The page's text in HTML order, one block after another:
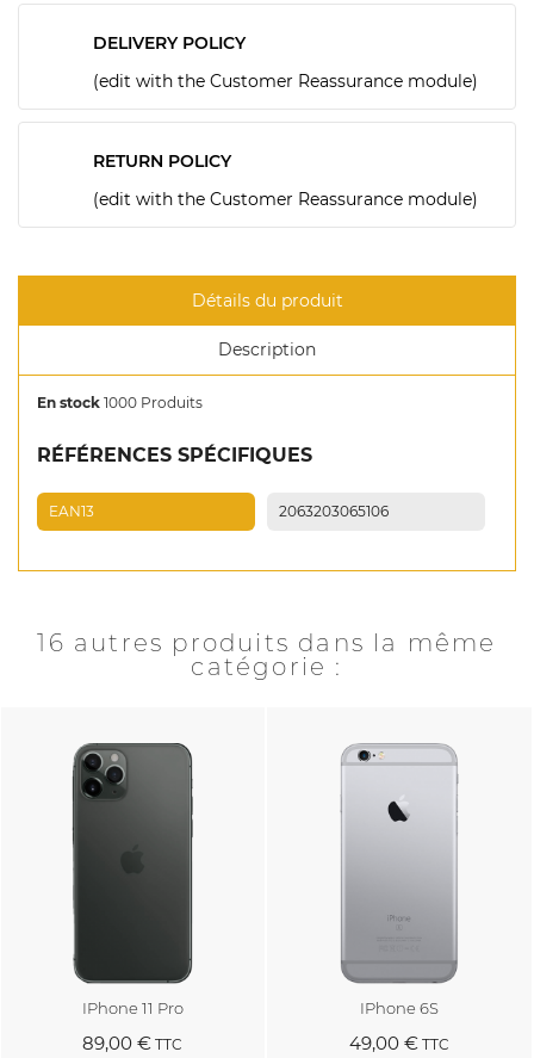
DELIVERY POLICY
(edit with the Customer Reassurance module)
RETURN POLICY
(edit with the Customer Reassurance module)
Détails du produit
Description
En stock 1000 Produits
RÉFÉRENCES SPÉCIFIQUES
EAN13 2063203065106
16 autres produits dans la même
catégorie :
IPhone 11 Pro
89,00 € TTC
IPhone 6S
49,00 € TTC